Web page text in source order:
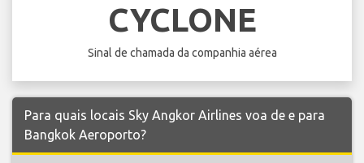
CYCLONE
Sinal de chamada da companhia aérea
Para quais locais Sky Angkor Airlines voa de e para
Bangkok Aeroporto?